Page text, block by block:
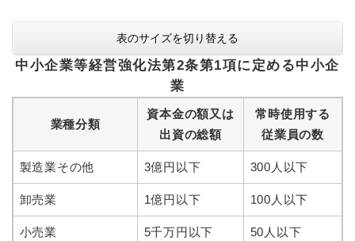
表のサイズを切り替える
中小企業等経営強化法第2条第1項に定める中小企
業
業種分類
資本金の額又は
出資の総額
常時使用する
従業員の数
製造業その他 3億円以下 300人以下
卸売業 1億円以下 100人以下
小売業 5千万円以下 50人以下